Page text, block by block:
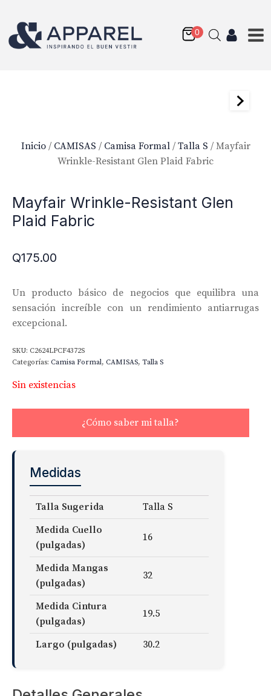
Inicio/ CAMISAS / Camisa Formal/ Talla S / Mayfair
Wrinkle-Resistant Glen Plaid Fabric
Mayfair Wrinkle-Resistant Glen
Plaid Fabric
Q175.00
Un producto básico de negocios que equilibra una
sensación increíble con un rendimiento antiarrugas
excepcional.
SKU: C2624LPCF4372S
Categorías: Camisa Formal, CAMISAS, Talla S
Sin existencias
¿Cómo saber mi talla?
Medidas
Talla Sugerida
Talla S
Medida Cuello
(pulgadas)
16
Medida Mangas
(pulgadas)
32
Medida Cintura
(pulgadas)
19.5
Largo (pulgadas) 30.2